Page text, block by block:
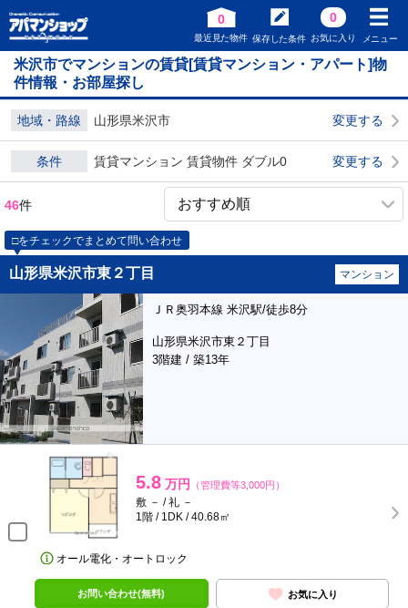
0
最近見た物件 保存した条件
0
お気に入り メニュー
米沢市でマンションの賃貸[賃貸マンション・アパート]物
件情報・お部屋探し
地域・路線 山形県米沢市 変更する
条件 賃貸マンション 賃貸物件 ダブル0 変更する
46件
□をチェックでまとめて問い合わせ
山形県米沢市東２丁目 マンション
ＪＲ奥羽本線 米沢駅/徒歩8分
山形県米沢市東２丁目
3階建 / 築13年
5.8 万円 （管理費等3,000円）
敷 － / 礼 －
1階 / 1DK / 40.68㎡
オール電化・オートロック
お問い合わせ(無料) お気に入り